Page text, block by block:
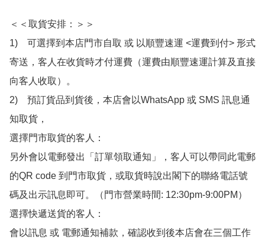
＜＜取貨安排：＞＞
1)　可選擇到本店門市自取 或 以順豐速運 <運費到付> 形式
寄送，客人在收貨時才付運費（運費由順豐速運計算及直接
向客人收取）。
2)　預訂貨品到貨後，本店會以WhatsApp 或 SMS 訊息通
知取貨，
選擇門市取貨的客人：
另外會以電郵發出「訂單領取通知」，客人可以帶同此電郵
的QR code 到門市取貨，或取貨時說出閣下的聯絡電話號
碼及出示訊息即可。（門市營業時間: 12:30pm-9:00PM）
選擇快遞送貨的客人：
會以訊息 或 電郵通知補款，確認收到後本店會在三個工作